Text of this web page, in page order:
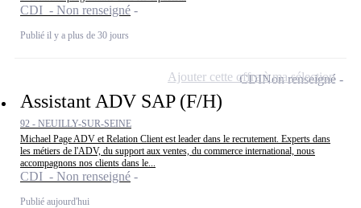
CDI - Non renseigné
Publié il y a plus de 30 jours
Assistant ADV SAP (F/H)
92 - NEUILLY-SUR-SEINE
Michael Page ADV et Relation Client est leader dans le recrutement. Experts dans
les métiers de l'ADV, du support aux ventes, du commerce international, nous
accompagnons nos clients dans le...
CDI - Non renseigné
Publié aujourd'hui
CDINon renseigné
Ajouter cette offre à ma sélection